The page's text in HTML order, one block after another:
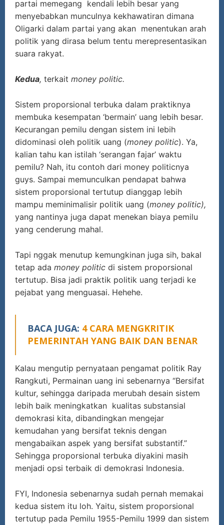
partai memegang kendali lebih besar yang
menyebabkan munculnya kekhawatiran dimana
Oligarki dalam partai yang akan menentukan arah
politik yang dirasa belum tentu merepresentasikan
suara rakyat.
Kedua, terkait money politic.
Sistem proporsional terbuka dalam praktiknya
membuka kesempatan ‘bermain’ uang lebih besar.
Kecurangan pemilu dengan sistem ini lebih
didominasi oleh politik uang (money politic). Ya,
kalian tahu kan istilah ‘serangan fajar’ waktu
pemilu? Nah, itu contoh dari money politicnya
guys. Sampai memunculkan pendapat bahwa
sistem proporsional tertutup dianggap lebih
mampu meminimalisir politik uang (money politic),
yang nantinya juga dapat menekan biaya pemilu
yang cenderung mahal.
Tapi nggak menutup kemungkinan juga sih, bakal
tetap ada money politic di sistem proporsional
tertutup. Bisa jadi praktik politik uang terjadi ke
pejabat yang menguasai. Hehehe.
BACA JUGA: 4 CARA MENGKRITIK
PEMERINTAH YANG BAIK DAN BENAR
Kalau mengutip pernyataan pengamat politik Ray
Rangkuti, Permainan uang ini sebenarnya “Bersifat
kultur, sehingga daripada merubah desain sistem
lebih baik meningkatkan kualitas substansial
demokrasi kita, dibandingkan mengejar
kemudahan yang bersifat teknis dengan
mengabaikan aspek yang bersifat substantif.”
Sehingga proporsional terbuka diyakini masih
menjadi opsi terbaik di demokrasi Indonesia.
FYI, Indonesia sebenarnya sudah pernah memakai
kedua sistem itu loh. Yaitu, sistem proporsional
tertutup pada Pemilu 1955-Pemilu 1999 dan sistem